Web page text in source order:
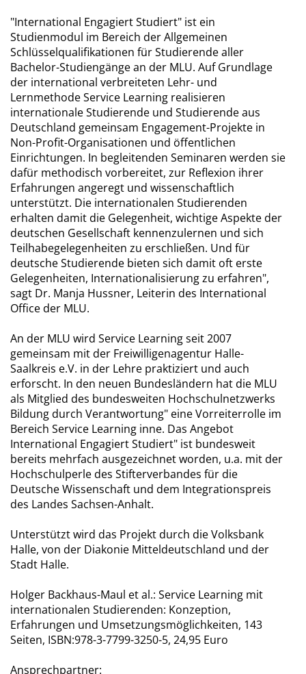
"International Engagiert Studiert" ist ein
Studienmodul im Bereich der Allgemeinen
Schlüsselqualifikationen für Studierende aller
Bachelor-Studiengänge an der MLU. Auf Grundlage
der international verbreiteten Lehr- und
Lernmethode Service Learning realisieren
internationale Studierende und Studierende aus
Deutschland gemeinsam Engagement-Projekte in
Non-Profit-Organisationen und öffentlichen
Einrichtungen. In begleitenden Seminaren werden sie
dafür methodisch vorbereitet, zur Reflexion ihrer
Erfahrungen angeregt und wissenschaftlich
unterstützt. Die internationalen Studierenden
erhalten damit die Gelegenheit, wichtige Aspekte der
deutschen Gesellschaft kennenzulernen und sich
Teilhabegelegenheiten zu erschließen. Und für
deutsche Studierende bieten sich damit oft erste
Gelegenheiten, Internationalisierung zu erfahren",
sagt Dr. Manja Hussner, Leiterin des International
Office der MLU.
An der MLU wird Service Learning seit 2007
gemeinsam mit der Freiwilligenagentur Halle-
Saalkreis e.V. in der Lehre praktiziert und auch
erforscht. In den neuen Bundesländern hat die MLU
als Mitglied des bundesweiten Hochschulnetzwerks
Bildung durch Verantwortung" eine Vorreiterrolle im
Bereich Service Learning inne. Das Angebot
International Engagiert Studiert" ist bundesweit
bereits mehrfach ausgezeichnet worden, u.a. mit der
Hochschulperle des Stifterverbandes für die
Deutsche Wissenschaft und dem Integrationspreis
des Landes Sachsen-Anhalt.
Unterstützt wird das Projekt durch die Volksbank
Halle, von der Diakonie Mitteldeutschland und der
Stadt Halle.
Holger Backhaus-Maul et al.: Service Learning mit
internationalen Studierenden: Konzeption,
Erfahrungen und Umsetzungsmöglichkeiten, 143
Seiten, ISBN:978-3-7799-3250-5, 24,95 Euro
Ansprechpartner: